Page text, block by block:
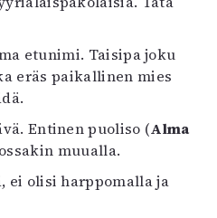
etunimi. Taisipa joku
eräs paikallinen mies
Entinen puoliso (Alma
muualla.
ei olisi harppomalla ja